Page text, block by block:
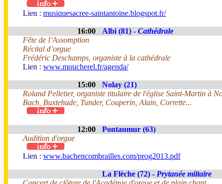
Lien : musiquesacree-saintantoine.blogspot.fr/
16:00 Albi (81) - Cathédrale
Fête de l’Assomption
Récital d’orgue
Frédéric Deschamps, organiste à la cathédrale
Lien : www.moucherel.fr/agenda/
15:00
Nolay (21)
Roland Pelletier, organiste titulaire de l'église Saint-Martin à
Bach, Buxtehude, Tunder, Couperin, Alain, Corrette...
12:00
Pontaumur (63)
Audition d'orgue
Lien : www.bachencombrailles.com/prog2013.pdf
La Flèche (72) - Prytanée miitaire